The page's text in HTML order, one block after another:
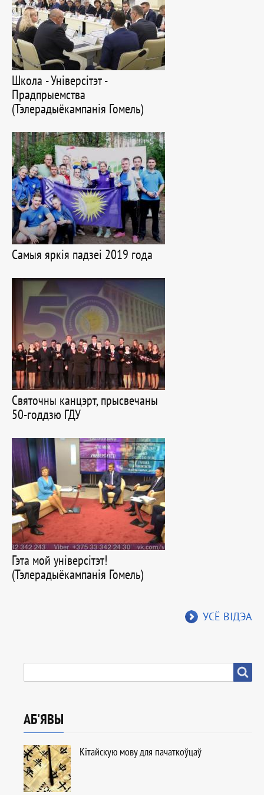
Школа - Універсітэт -
Прадпрыемства
(Тэлерадыёкампанія Гомель)
Самыя яркія падзеі 2019 года
Святочны канцэрт, прысвечаны
50-годдзю ГДУ
Гэта мой універсітэт!
(Тэлерадыёкампанія Гомель)
УСЁ ВІДЭА
АБ'ЯВЫ
Кітайскую мову для пачаткоўцаў